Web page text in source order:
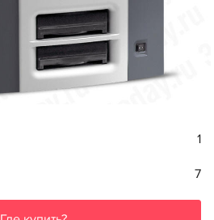
1
7